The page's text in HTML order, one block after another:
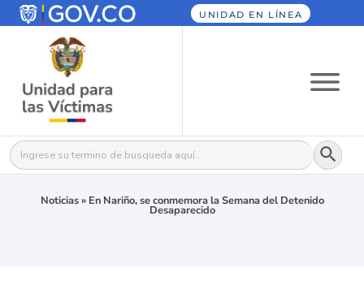
UNIDAD EN LÍNEA
Buscar: Botón
Noticias» En Nariño, se conmemora la Semana del Detenido
Desaparecido